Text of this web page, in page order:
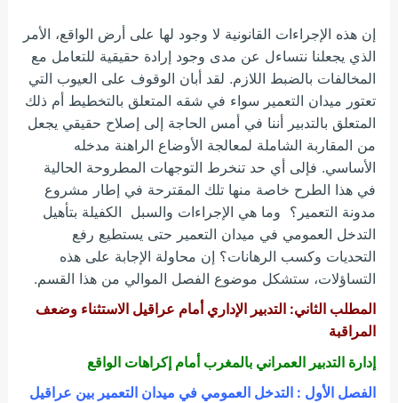
إن هذه الإجراءات القانونية لا وجود لها على أرض الواقع، الأمر
الذي يجعلنا نتساءل عن مدى وجود إرادة حقيقية للتعامل مع
المخالفات بالضبط اللازم. لقد أبان الوقوف على العيوب التي
تعتور ميدان التعمير سواء في شقه المتعلق بالتخطيط أم ذلك
المتعلق بالتدبير أننا في أمس الحاجة إلى إصلاح حقيقي يجعل
من المقاربة الشاملة لمعالجة الأوضاع الراهنة مدخله
الأساسي. فإلى أي حد تنخرط التوجهات المطروحة الحالية
في هذا الطرح خاصة منها تلك المقترحة في إطار مشروع
مدونة التعمير؟ وما هي الإجراءات والسبل الكفيلة بتأهيل
التدخل العمومي في ميدان التعمير حتى يستطيع رفع
التحديات وكسب الرهانات؟ إن محاولة الإجابة على هذه
التساؤلات، ستشكل موضوع الفصل الموالي من هذا القسم.
المطلب الثاني: التدبير الإداري أمام عراقيل الاستثناء وضعف
المراقبة
إدارة التدبير العمراني بالمغرب أمام إكراهات الواقع
الفصل الأول : التدخل العمومي في ميدان التعمير بين عراقيل